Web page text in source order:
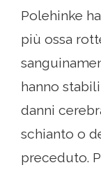
Polehinke
più ossa
hanno
danni
schianto o
preceduto.